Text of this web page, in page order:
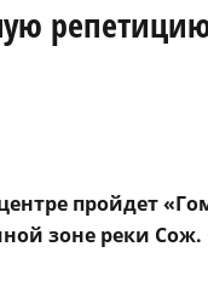
пройдет
зоне реки